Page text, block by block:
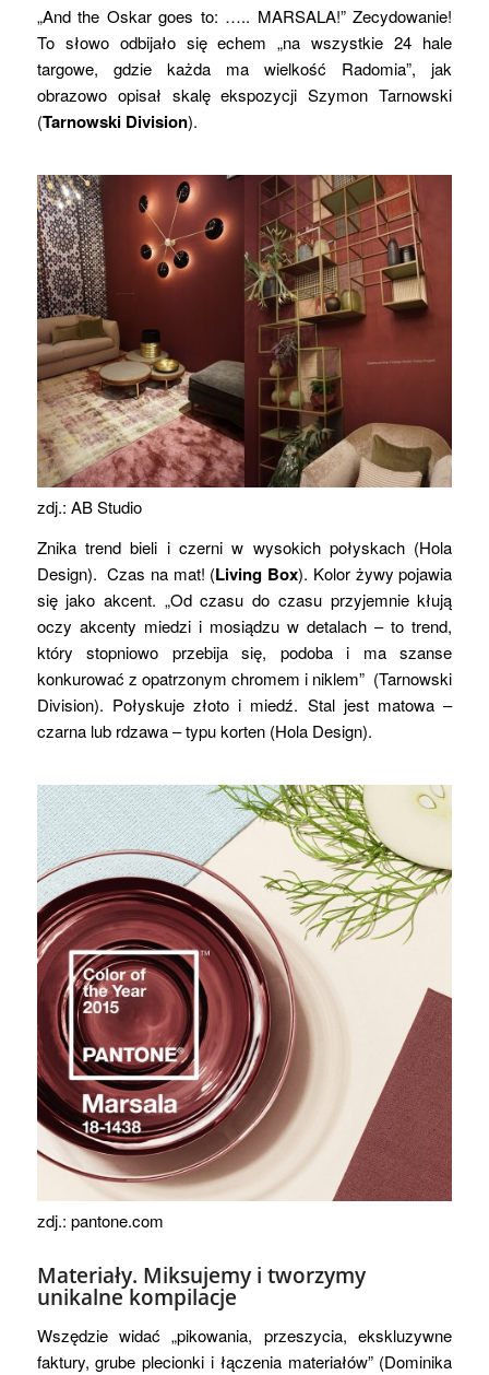
„And the Oskar goes to: ….. MARSALA!” Zecydowanie!
To słowo odbijało się echem „na wszystkie 24 hale
targowe, gdzie każda ma wielkość Radomia”, jak
obrazowo opisał skalę ekspozycji Szymon Tarnowski
(Tarnowski Division).
zdj.: AB Studio
Znika trend bieli i czerni w wysokich połyskach (Hola
Design). Czas na mat! (Living Box). Kolor żywy pojawia
się jako akcent. „Od czasu do czasu przyjemnie kłują
oczy akcenty miedzi i mosiądzu w detalach – to trend,
który stopniowo przebija się, podoba i ma szanse
konkurować z opatrzonym chromem i niklem” (Tarnowski
Division). Połyskuje złoto i miedź. Stal jest matowa –
czarna lub rdzawa – typu korten (Hola Design).
zdj.: pantone.com
Materiały. Miksujemy i tworzymy
unikalne kompilacje
Wszędzie widać „pikowania, przeszycia, ekskluzywne
faktury, grube plecionki i łączenia materiałów” (Dominika